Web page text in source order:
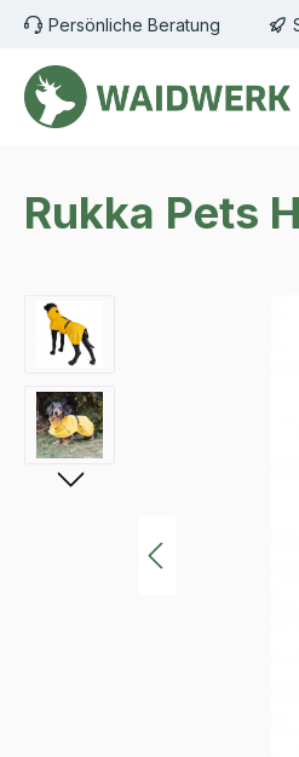
Hauptinhalt springen
Zur Suche springen
Zur Hauptnavigation
Persönliche Beratung
Rukka Pets
Bildergalerie überspringen